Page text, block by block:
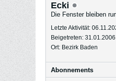
Ecki
Die Fenster bleiben
Letzte Aktivität:
Beigetreten: 31.01.2006
Ort: Bezirk Baden
Abonnements